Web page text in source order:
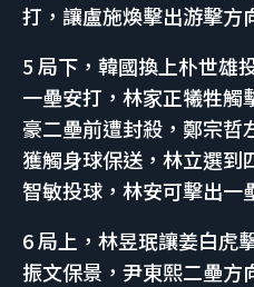
打，讓盧施煥擊出游擊方
5 局下，韓國換上朴世雄
一壘安打，林家正犧牲觸
豪二壘前遭封殺，鄭宗哲
獲觸身球保送，林立選到
智敏投球，林安可擊出一
6 局上，林昱珉讓姜白虎
振文保景，尹東熙二壘方